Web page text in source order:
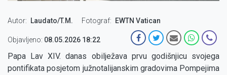
Autor Laudato/T.M. Fotograf EWTN Vatican
Objavljeno: 08.05.2026 18:22
Papa Lav XIV. danas obilježava prvu godišnjicu svojega
pontifikata posjetom južnotalijanskim gradovima Pompejima